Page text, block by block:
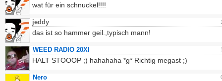
wat für ein schnuckel!!!!
jeddy
das ist so hammer geil.,typisch mann!
WEED RADIO 20XI
HALT STOOOP ;) hahahaha *g* Richtig megast ;)
Nero